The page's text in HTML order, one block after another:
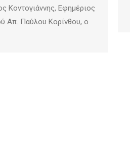
Κοντογιάννης, Εφημέριος
Απ. Παύλου Κορίνθου, ο